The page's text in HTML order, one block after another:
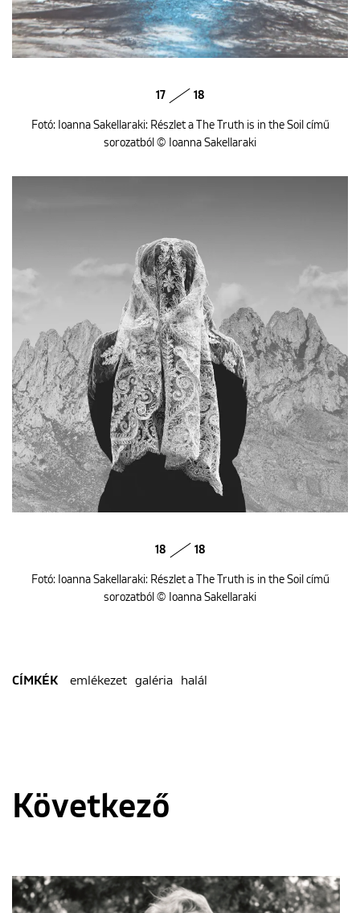
17 18
Fotó: Ioanna Sakellaraki: Részlet a The Truth is in the Soil című
sorozatból © Ioanna Sakellaraki
18 18
Fotó: Ioanna Sakellaraki: Részlet a The Truth is in the Soil című
sorozatból © Ioanna Sakellaraki
CÍMKÉK emlékezet galéria halál
Következő